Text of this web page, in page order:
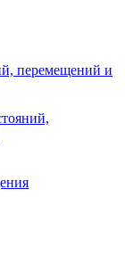
перемещений и